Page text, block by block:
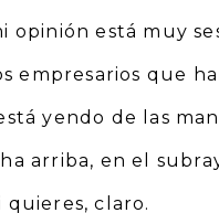
opinión está muy
empresarios que
yendo de las
arriba, en el
quieres, claro.